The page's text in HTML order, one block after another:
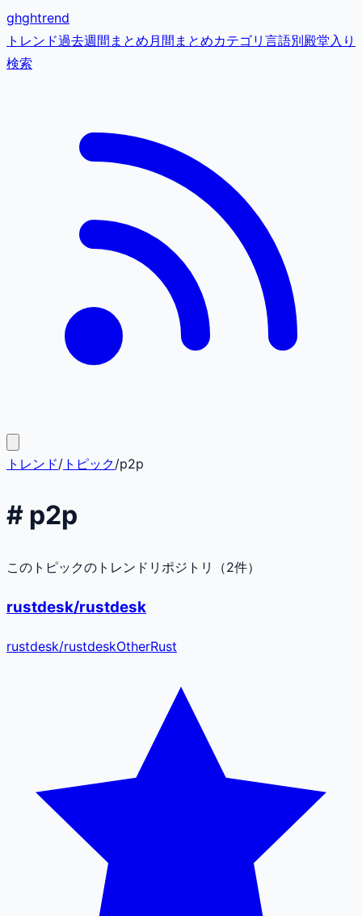
ghghtrend
トレンド過去週間まとめ月間まとめカテゴリ 言語別殿堂入り
検索
トレンド/ トピック/p2p
# p2p
このトピックのトレンドリポジトリ（2件）
rustdesk/rustdesk
rustdesk/rustdeskOtherRust